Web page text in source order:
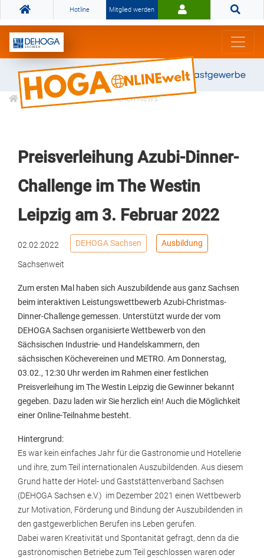
Hotline Mitglied werden
Gemeinsam stark für das Gastgewerbe
Informationen Branchen News
Preisverleihung Azubi-Dinner-
Challenge im The Westin
Leipzig am 3. Februar 2022
02.02.2022 DEHOGA Sachsen Ausbildung
Sachsenweit
Zum ersten Mal haben sich Auszubildende aus ganz Sachsen
beim interaktiven Leistungswettbewerb Azubi-Christmas-
Dinner-Challenge gemessen. Unterstützt wurde der vom
DEHOGA Sachsen organisierte Wettbewerb von den
Sächsischen Industrie- und Handelskammern, den
sächsischen Köchevereinen und METRO. Am Donnerstag,
03.02., 12:30 Uhr werden im Rahmen einer festlichen
Preisverleihung im The Westin Leipzig die Gewinner bekannt
gegeben. Dazu laden wir Sie herzlich ein! Auch die Möglichkeit
einer Online-Teilnahme besteht.
Hintergrund:
Es war kein einfaches Jahr für die Gastronomie und Hotellerie
und ihre, zum Teil internationalen Auszubildenden. Aus diesem
Grund hatte der Hotel- und Gaststättenverband Sachsen
(DEHOGA Sachsen e.V.) im Dezember 2021 einen Wettbewerb
zur Motivation, Förderung und Bindung der Auszubildenden in
den gastgewerblichen Berufen ins Leben gerufen.
Dabei waren Kreativität und Spontanität gefragt, denn da die
gastronomischen Betriebe zum Teil geschlossen waren oder